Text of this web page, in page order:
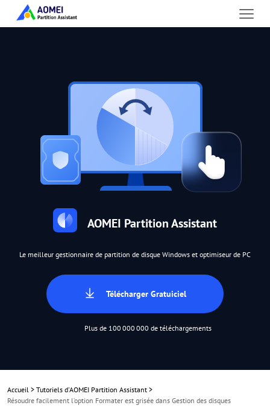
AOMEI Partition Assistant
Le meilleur gestionnaire de partition de disque Windows et optimiseur de PC
Télécharger Gratuiciel
Plus de 100 000 000 de téléchargements
Accueil > Tutoriels d'AOMEI Partition Assistant >
Résoudre facilement l’option Formater est grisée dans Gestion des disques